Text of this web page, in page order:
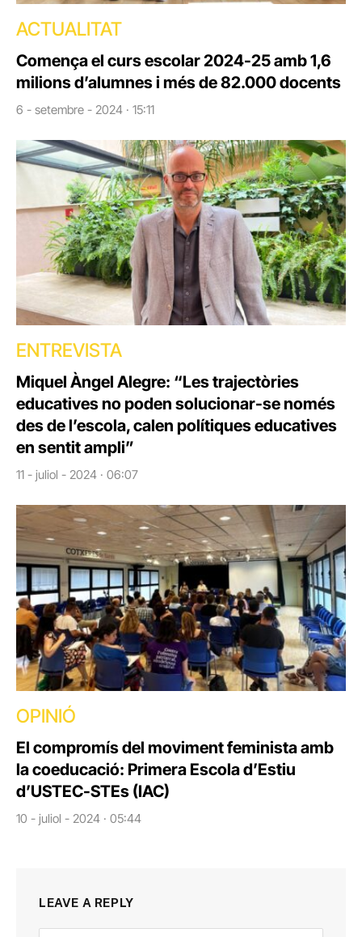
ACTUALITAT
Comença el curs escolar 2024-25 amb 1,6
milions d’alumnes i més de 82.000 docents
6 - setembre - 2024 · 15:11
ENTREVISTA
Miquel Àngel Alegre: “Les trajectòries
educatives no poden solucionar-se només
des de l’escola, calen polítiques educatives
en sentit ampli”
11 - juliol - 2024 · 06:07
OPINIÓ
El compromís del moviment feminista amb
la coeducació: Primera Escola d’Estiu
d’USTEC-STEs (IAC)
10 - juliol - 2024 · 05:44
LEAVE A REPLY